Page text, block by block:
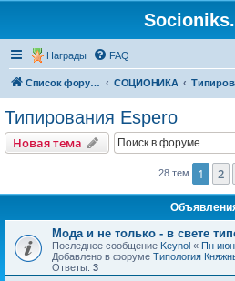
Награды FAQ
Список форумов СОЦИОНИКА
Типирования Espero
Новая тема
28 тем 1 2
Мода и не только - в свете
Последнее сообщение Keynol « Пн июн
Добавлено в форуме Типология
Ответы: 3